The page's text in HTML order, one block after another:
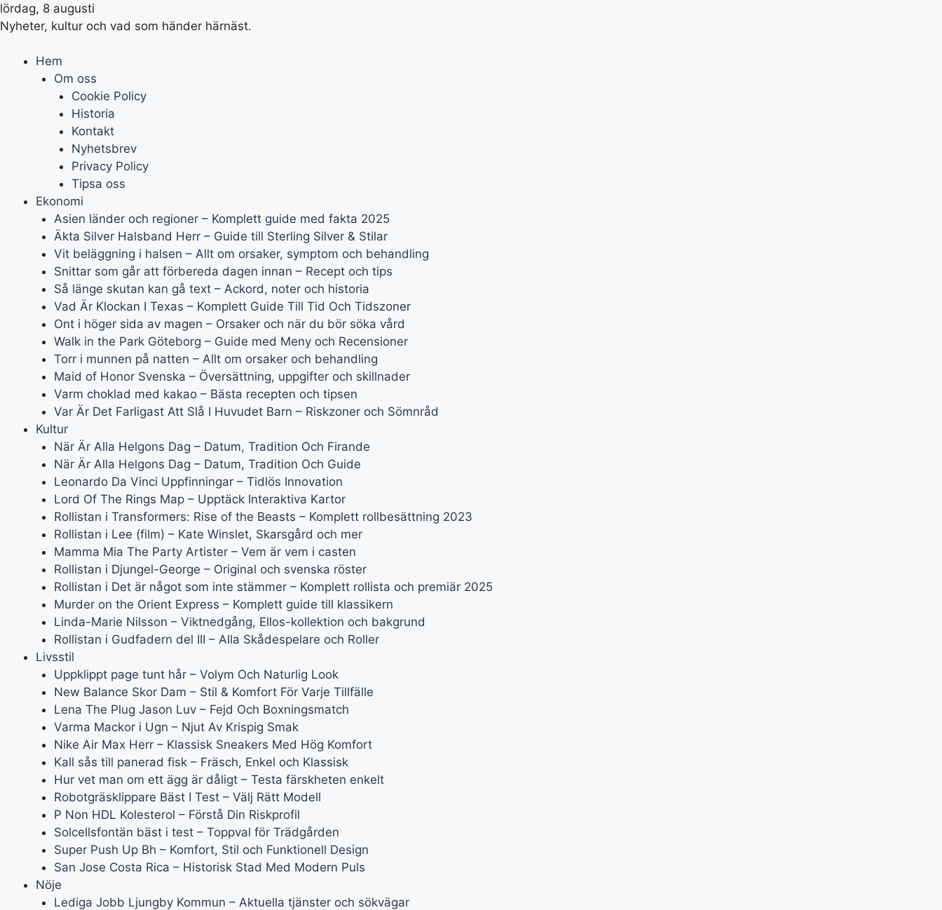
lördag, 8 augusti
Nyheter, kultur och vad som händer härnäst.
Hem
Om oss
Cookie Policy
Historia
Kontakt
Nyhetsbrev
Privacy Policy
Tipsa oss
Ekonomi
Asien länder och regioner – Komplett guide med fakta 2025
Äkta Silver Halsband Herr – Guide till Sterling Silver & Stilar
Vit beläggning i halsen – Allt om orsaker, symptom och behandling
Snittar som går att förbereda dagen innan – Recept och tips
Så länge skutan kan gå text – Ackord, noter och historia
Vad Är Klockan I Texas – Komplett Guide Till Tid Och Tidszoner
Ont i höger sida av magen – Orsaker och när du bör söka vård
Walk in the Park Göteborg – Guide med Meny och Recensioner
Torr i munnen på natten – Allt om orsaker och behandling
Maid of Honor Svenska – Översättning, uppgifter och skillnader
Varm choklad med kakao – Bästa recepten och tipsen
Var Är Det Farligast Att Slå I Huvudet Barn – Riskzoner och Sömnråd
Kultur
När Är Alla Helgons Dag – Datum, Tradition Och Firande
När Är Alla Helgons Dag – Datum, Tradition Och Guide
Leonardo Da Vinci Uppfinningar – Tidlös Innovation
Lord Of The Rings Map – Upptäck Interaktiva Kartor
Rollistan i Transformers: Rise of the Beasts – Komplett rollbesättning 2023
Rollistan i Lee (film) – Kate Winslet, Skarsgård och mer
Mamma Mia The Party Artister – Vem är vem i casten
Rollistan i Djungel-George – Original och svenska röster
Rollistan i Det är något som inte stämmer – Komplett rollista och premiär 2025
Murder on the Orient Express – Komplett guide till klassikern
Linda-Marie Nilsson – Viktnedgång, Ellos-kollektion och bakgrund
Rollistan i Gudfadern del III – Alla Skådespelare och Roller
Livsstil
Uppklippt page tunt hår – Volym Och Naturlig Look
New Balance Skor Dam – Stil & Komfort För Varje Tillfälle
Lena The Plug Jason Luv – Fejd Och Boxningsmatch
Varma Mackor i Ugn – Njut Av Krispig Smak
Nike Air Max Herr – Klassisk Sneakers Med Hög Komfort
Kall sås till panerad fisk – Fräsch, Enkel och Klassisk
Hur vet man om ett ägg är dåligt – Testa färskheten enkelt
Robotgräsklippare Bäst I Test – Välj Rätt Modell
P Non HDL Kolesterol – Förstå Din Riskprofil
Solcellsfontän bäst i test – Toppval för Trädgården
Super Push Up Bh – Komfort, Stil och Funktionell Design
San Jose Costa Rica – Historisk Stad Med Modern Puls
Nöje
Lediga Jobb Ljungby Kommun – Aktuella tjänster och sökvägar